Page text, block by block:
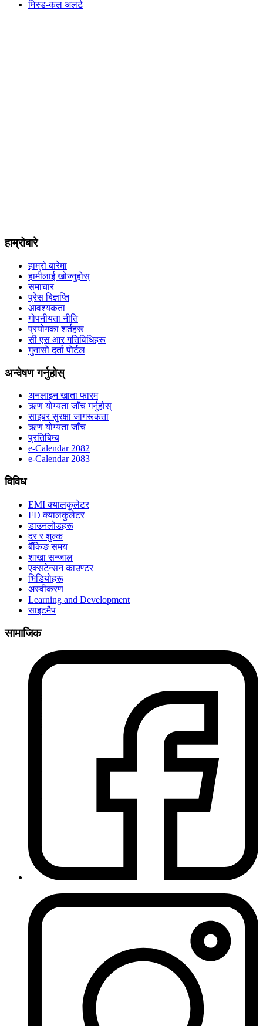
मिस्ड-कल अलर्ट
हाम्रोबारे
हाम्रो बारेमा
हामीलाई खोज्नुहोस्
समाचार
प्रेस बिज्ञप्ति
आवश्यकता
गोपनीयता नीति
प्रयोगका शर्तहरू
सी एस आर गतिविधिहरू
गुनासो दर्ता पोर्टल
अन्वेषण गर्नुहोस्
अनलाइन खाता फारम
ऋण योग्यता जाँच गर्नुहोस्
साइबर सुरक्षा जागरूकता
ऋण योग्यता जाँच
प्रतिबिम्ब
e-Calendar 2082
e-Calendar 2083
विविध
EMI क्यालकुलेटर
FD क्यालकुलेटर
डाउनलोडहरू
दर र शुल्क
बैंकिङ समय
शाखा सन्जाल
एक्सटेन्सन काउण्टर
भिडियोहरू
अस्वीकरण
Learning and Development
साइटमैप
सामाजिक